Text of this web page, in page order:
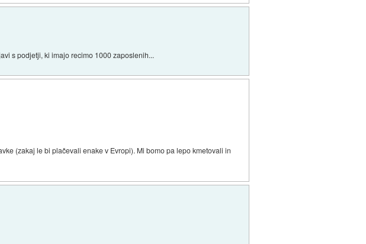
s podjetji, ki imajo recimo 1000 zaposlenih...
(zakaj le bi plačevali enake v Evropi). Mi bomo pa lepo kmetovali in